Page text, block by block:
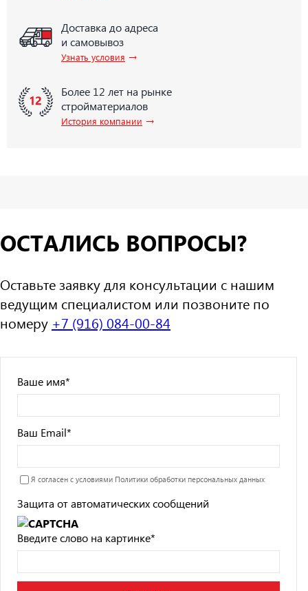
Доставка до адреса
и самовывоз
Узнать условия →
Более 12 лет на рынке
стройматериалов
История компании →
ОСТАЛИСЬ ВОПРОСЫ?
Оставьте заявку для консультации с нашим
ведущим специалистом или позвоните по
номеру +7 (916) 084-00-84
Ваше имя*
Ваш Email*
Я согласен с условиями Политики обработки персональных данных
Защита от автоматических сообщений
Введите слово на картинке*